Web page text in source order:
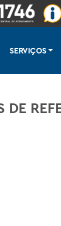
SERVIÇOS